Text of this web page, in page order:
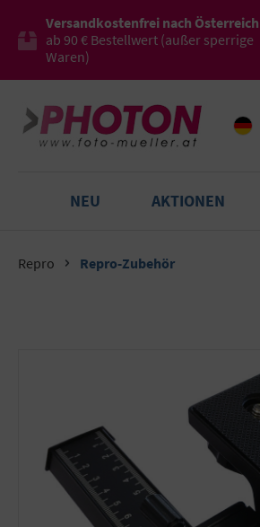
Versandkostenfrei nach Österreich
ab 90 € Bestellwert (außer sperrige
Waren)
NEU AKTIONEN
Repro Repro-Zubehör